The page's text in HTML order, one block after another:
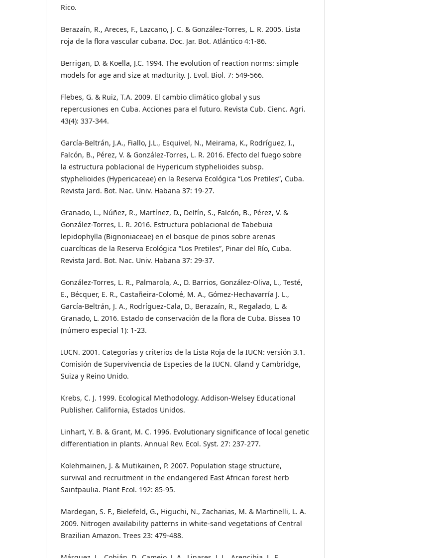
Rico.
Berazaín, R., Areces, F., Lazcano, J. C. & González-Torres, L. R. 2005. Lista
roja de la flora vascular cubana. Doc. Jar. Bot. Atlántico 4:1-86.
Berrigan, D. & Koella, J.C. 1994. The evolution of reaction norms: simple
models for age and size at madturity. J. Evol. Biol. 7: 549-566.
Flebes, G. & Ruiz, T.A. 2009. El cambio climático global y sus
repercusiones en Cuba. Acciones para el futuro. Revista Cub. Cienc. Agri.
43(4): 337-344.
García-Beltrán, J.A., Fiallo, J.L., Esquivel, N., Meirama, K., Rodríguez, I.,
Falcón, B., Pérez, V. & González-Torres, L. R. 2016. Efecto del fuego sobre
la estructura poblacional de Hypericum styphelioides subsp.
styphelioides (Hypericaceae) en la Reserva Ecológica “Los Pretiles”, Cuba.
Revista Jard. Bot. Nac. Univ. Habana 37: 19-27.
Granado, L., Núñez, R., Martínez, D., Delfín, S., Falcón, B., Pérez, V. &
González-Torres, L. R. 2016. Estructura poblacional de Tabebuia
lepidophylla (Bignoniaceae) en el bosque de pinos sobre arenas
cuarcíticas de la Reserva Ecológica “Los Pretiles”, Pinar del Río, Cuba.
Revista Jard. Bot. Nac. Univ. Habana 37: 29-37.
González-Torres, L. R., Palmarola, A., D. Barrios, González-Oliva, L., Testé,
E., Bécquer, E. R., Castañeira-Colomé, M. A., Gómez-Hechavarría J. L.,
García-Beltrán, J. A., Rodríguez-Cala, D., Berazaín, R., Regalado, L. &
Granado, L. 2016. Estado de conservación de la flora de Cuba. Bissea 10
(número especial 1): 1-23.
IUCN. 2001. Categorías y criterios de la Lista Roja de la IUCN: versión 3.1.
Comisión de Supervivencia de Especies de la IUCN. Gland y Cambridge,
Suiza y Reino Unido.
Krebs, C. J. 1999. Ecological Methodology. Addison-Welsey Educational
Publisher. California, Estados Unidos.
Linhart, Y. B. & Grant, M. C. 1996. Evolutionary significance of local genetic
differentiation in plants. Annual Rev. Ecol. Syst. 27: 237-277.
Kolehmainen, J. & Mutikainen, P. 2007. Population stage structure,
survival and recruitment in the endangered East African forest herb
Saintpaulia. Plant Ecol. 192: 85-95.
Mardegan, S. F., Bielefeld, G., Higuchi, N., Zacharias, M. & Martinelli, L. A.
2009. Nitrogen availability patterns in white-sand vegetations of Central
Brazilian Amazon. Trees 23: 479-488.